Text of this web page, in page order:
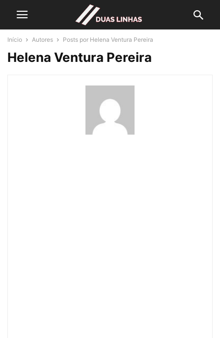
Início Autores Posts por Helena Ventura Pereira
Helena Ventura Pereira